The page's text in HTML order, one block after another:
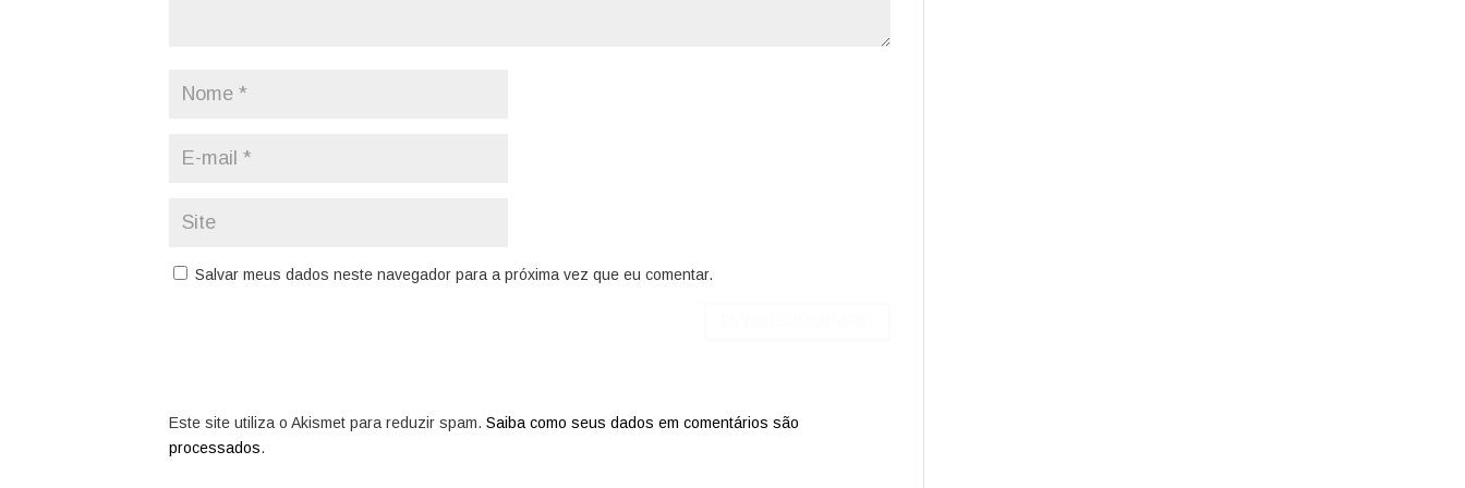
Salvar meus dados neste navegador para a próxima vez que eu comentar.
Este site utiliza o Akismet para reduzir spam. Saiba como seus dados em comentários são
processados.